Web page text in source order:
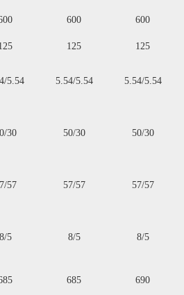
600 600
125 125
5.54 5.54/5.54 5.54/5.54
30 50/30 50/30
57 57/57 57/57
8/5 8/5 8/5
685 690